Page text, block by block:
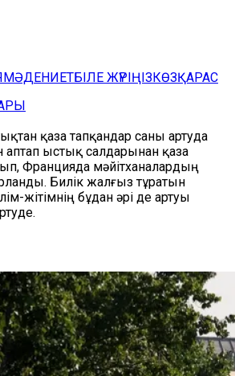
МӘДЕНИЕТБІЛЕ ЖҮРІҢІЗКӨЗҚАРАС
қаза тапқандар саны артуда
ыстық салдарынан қаза
Францияда мәйітханалардың
Билік жалғыз тұратын
жітімнің бұдан әрі де артуы